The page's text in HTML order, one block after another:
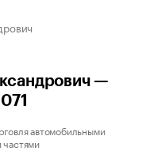
—
автомобильными
частями